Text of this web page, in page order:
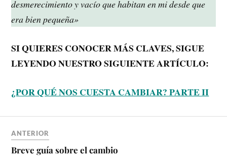
desmerecimiento y vacío que habitan en mi desde que
era bien pequeña»
SI QUIERES CONOCER MÁS CLAVES, SIGUE
LEYENDO NUESTRO SIGUIENTE ARTÍCULO:
¿POR QUÉ NOS CUESTA CAMBIAR? PARTE II
ANTERIOR
Breve guía sobre el cambio